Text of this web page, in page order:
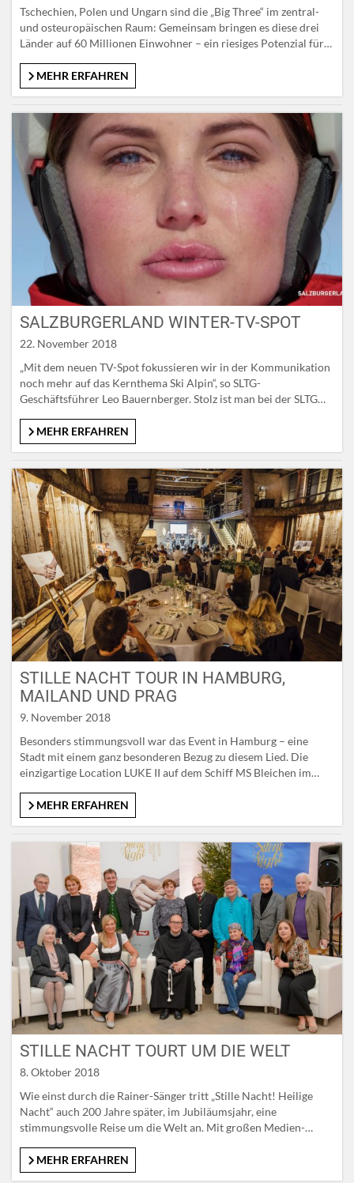
Tschechien, Polen und Ungarn sind die „Big Three“ im zentral-
und osteuropäischen Raum: Gemeinsam bringen es diese drei
Länder auf 60 Millionen Einwohner – ein riesiges Potenzial für
SalzburgerLand in diesen Märkten ein beliebtes Reiseziel.
Ungebrochenes Wachstum seit Jahren Mit knapp einer Million
MEHR ERFAHREN
SALZBURGERLAND WINTER-TV-SPOT
22. November 2018
„Mit dem neuen TV-Spot fokussieren wir in der Kommunikation
noch mehr auf das Kernthema Ski Alpin“, so SLTG-
Geschäftsführer Leo Bauernberger. Stolz ist man bei der SLTG
Konzeption bis zur Umsetzung ‚inhouse‘ entstanden ist. Der
jungen Zielgruppe entsprechend wurde die musikalische
MEHR ERFAHREN
STILLE NACHT TOUR IN HAMBURG,
MAILAND UND PRAG
9. November 2018
Besonders stimmungsvoll war das Event in Hamburg – eine
Stadt mit einem ganz besonderen Bezug zu diesem Lied. Die
einzigartige Location LUKE II auf dem Schiff MS Bleichen im
Hansestadt in der Liedverbreitung dar. Über Hamburg in die
Welt Die rund 50 hochkarätigen Medienvertreter nahmen…
MEHR ERFAHREN
STILLE NACHT TOURT UM DIE WELT
8. Oktober 2018
Wie einst durch die Rainer-Sänger tritt „Stille Nacht! Heilige
Nacht“ auch 200 Jahre später, im Jubiläumsjahr, eine
stimmungsvolle Reise um die Welt an. Mit großen Medien-
Tourismus, Tirol Werbung, Oberösterreich Tourismus,
Tourismus Salzburg und die Österreich Werbung – das Lied,
MEHR ERFAHREN